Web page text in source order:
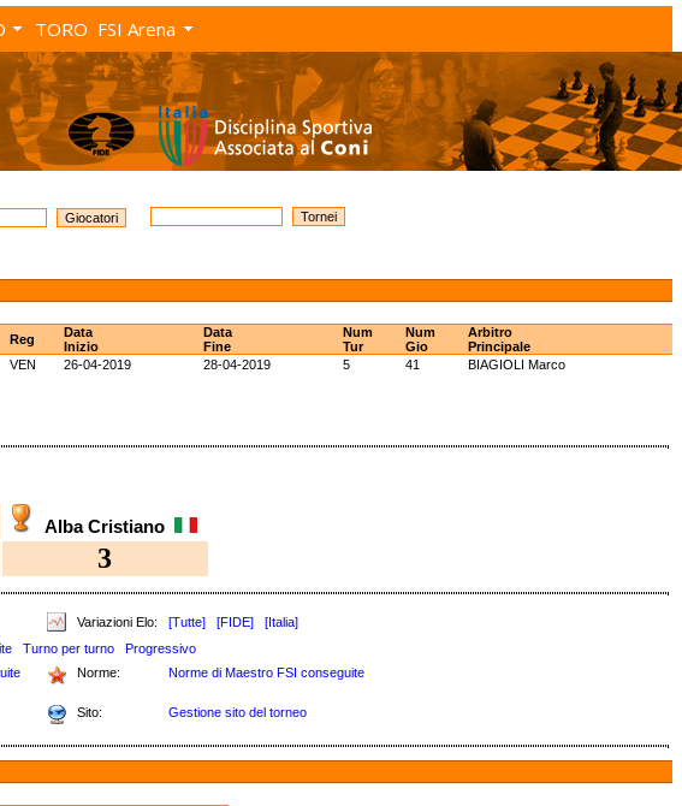
TORO FSI Arena
Reg
Data
Inizio
Data
Fine
Num
Tur
Num
Gio
Arbitro
Principale
VEN 26-04-2019 28-04-2019 5 41
BIAGIOLI Marco
Alba Cristiano
3
Variazioni Elo: [Tutte] [FIDE]
[Italia]
Turno per turno
Progressivo
Norme: Norme di Maestro FSI conseguite
Sito: Gestione sito del torneo